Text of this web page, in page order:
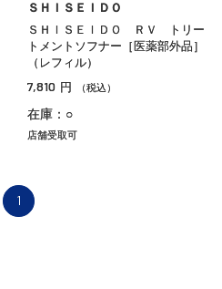
ＳＨＩＳＥＩＤＯ
ＳＨＩＳＥＩＤＯ ＲＶ トリー
トメントソフナー［医薬部外品］
（レフィル）
7,810 円 （税込）
在庫：○
店舗受取可
1